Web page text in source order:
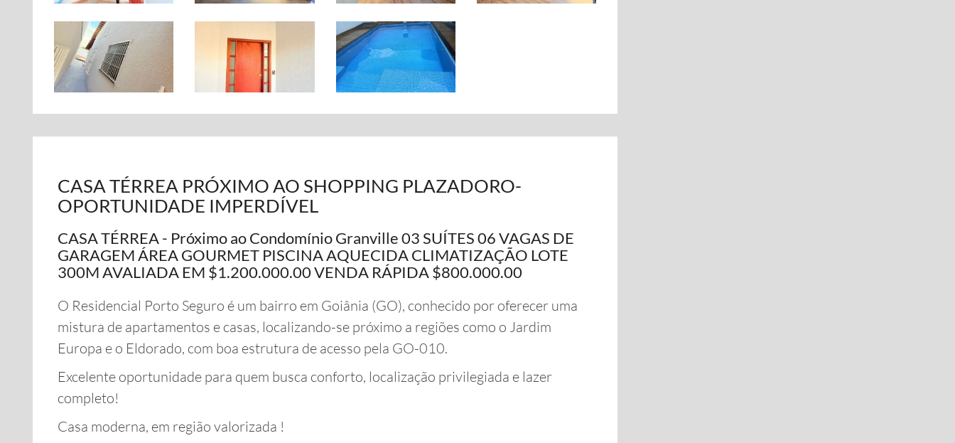
CASA TÉRREA PRÓXIMO AO SHOPPING PLAZADORO-
OPORTUNIDADE IMPERDÍVEL
CASA TÉRREA - Próximo ao Condomínio Granville 03 SUÍTES 06 VAGAS DE
GARAGEM ÁREA GOURMET PISCINA AQUECIDA CLIMATIZAÇÃO LOTE
300M AVALIADA EM $1.200.000.00 VENDA RÁPIDA $800.000.00
O Residencial Porto Seguro é um bairro em Goiânia (GO), conhecido por oferecer uma
mistura de apartamentos e casas, localizando-se próximo a regiões como o Jardim
Europa e o Eldorado, com boa estrutura de acesso pela GO-010.
Excelente oportunidade para quem busca conforto, localização privilegiada e lazer
completo!
Casa moderna, em região valorizada !